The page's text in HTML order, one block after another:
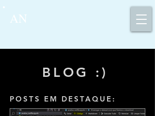
AN
BLOG :)
POSTS EM DESTAQUE: